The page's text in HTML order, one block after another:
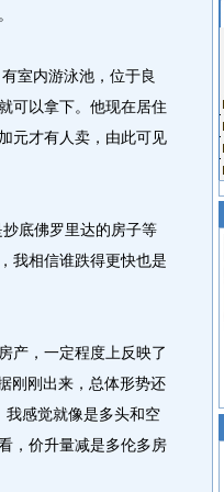
室内游泳池，位于良
可以拿下。他现在居住
元才有人卖，由此可见
底佛罗里达的房子等
我相信谁跌得更快也是
，一定程度上反映了
刚刚出来，总体形势还
我感觉就像是多头和空
，价升量减是多伦多房